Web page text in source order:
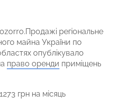
регіональне
майна України по
опублікувало
право оренди приміщень
грн на місяць